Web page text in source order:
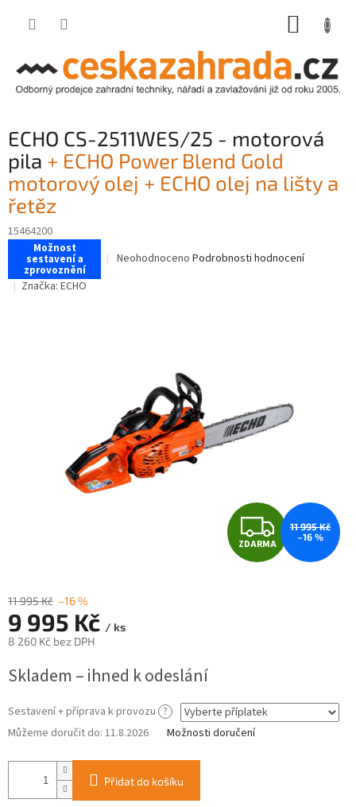
ECHO CS-2511WES/25 - motorová
pila + ECHO Power Blend Gold
motorový olej + ECHO olej na lišty a
řetěz
15464200
Možnost
sestavení a
zprovoznění
Průměrné
Neohodnoceno Podrobnosti hodnocení
Značka: ECHO
Z
D
ZDARMA
11 995 Kč
–16 %
11 995 Kč –16 %
9 995 Kč / ks
8 260 Kč bez DPH
cena:
Skladem – ihned k odeslání
Sestavení + příprava k provozu ?
Můžeme doručit do: 11.8.2026 Možnosti doručení
Přidat do košíku